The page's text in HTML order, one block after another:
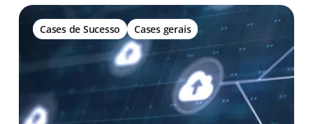
Cases de Sucesso Cases gerais